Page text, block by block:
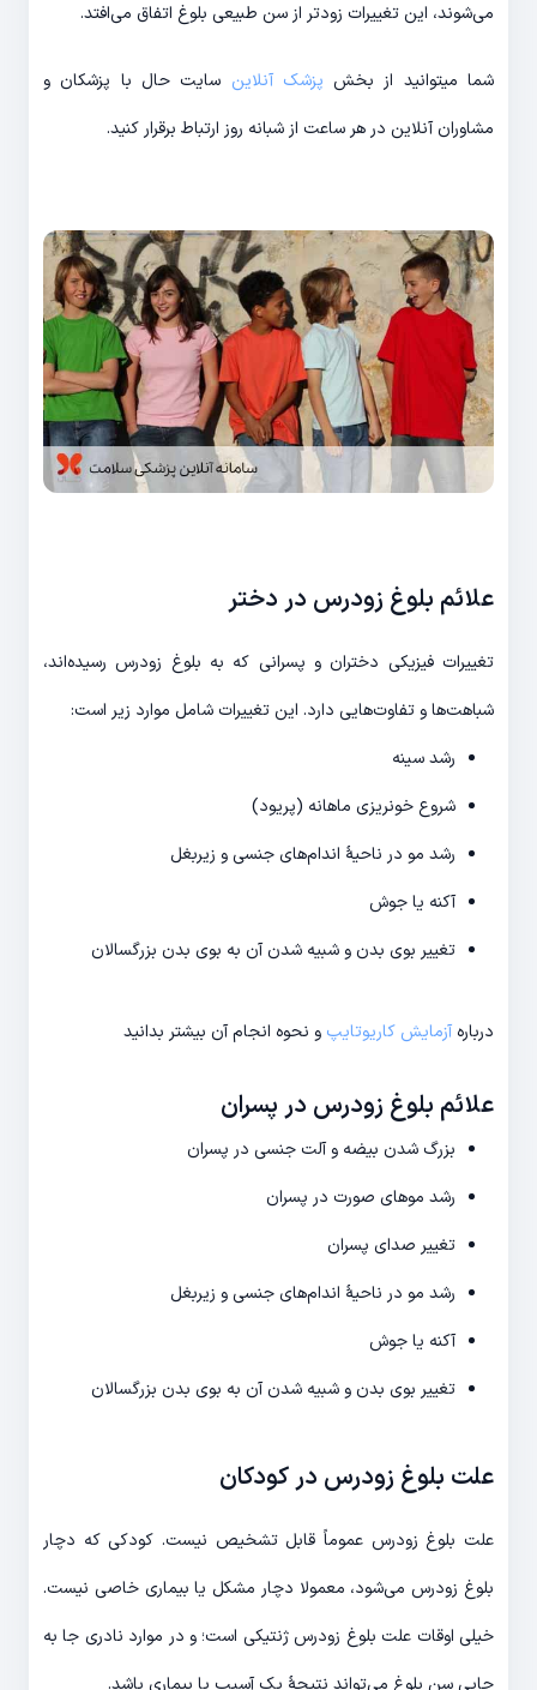
می‌شوند، این تغییرات زودتر از سن طبیعی بلوغ اتفاق می‌افتد.
شما میتوانید از بخش پزشک آنلاین سایت حال با پزشکان و
مشاوران آنلاین در هر ساعت از شبانه روز ارتباط برقرار کنید.
علائم بلوغ زودرس در دختر
تغییرات فیزیکی دختران و پسرانی که به بلوغ زودرس رسیده‌اند،
شباهت‌ها و تفاوت‌هایی دارد. این تغییرات شامل موارد زیر است:
رشد سینه
شروع خونریزی ماهانه (پریود)
رشد مو در ناحیۀ اندام‌های جنسی و زیربغل
آکنه یا جوش
تغییر بوی بدن و شبیه شدن آن به بوی بدن بزرگسالان
درباره آزمایش کاریوتایپ و نحوه انجام آن بیشتر بدانید
علائم بلوغ زودرس در پسران
بزرگ شدن بیضه و آلت جنسی در پسران
رشد موهای صورت در پسران
تغییر صدای پسران
رشد مو در ناحیۀ اندام‌های جنسی و زیربغل
آکنه یا جوش
تغییر بوی بدن و شبیه شدن آن به بوی بدن بزرگسالان
علت بلوغ زودرس در کودکان
علت بلوغ زودرس عموماً قابل تشخیص نیست. کودکی که دچار
بلوغ زودرس می‌شود، معمولا دچار مشکل یا بیماری خاصی نیست.
خیلی اوقات علت بلوغ زودرس ژنتیکی است؛ و در موارد نادری جا به